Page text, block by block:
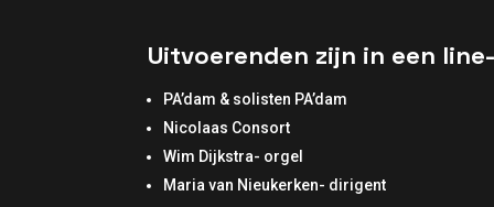
Uitvoerenden zijn in een
PA’dam & solisten PA’dam
Nicolaas Consort
Wim Dijkstra- orgel
Maria van Nieukerken- dirigent